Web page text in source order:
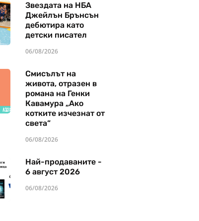
Звездата на НБА
Джейлън Брънсън
дебютира като
детски писател
06/08/2026
Смисълът на
живота, отразен в
романа на Генки
Кавамура „Ако
котките изчезнат от
света“
06/08/2026
Най-продаваните -
6 август 2026
06/08/2026